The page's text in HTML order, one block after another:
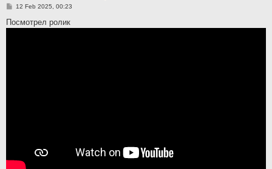
P
s
t
12 Feb 2025, 00:23
Посмотрел ролик